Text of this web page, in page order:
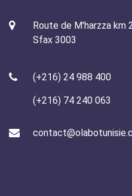
Route de M'harzza km
Sfax 3003
(+216) 24 988 400
(+216) 74 240 063